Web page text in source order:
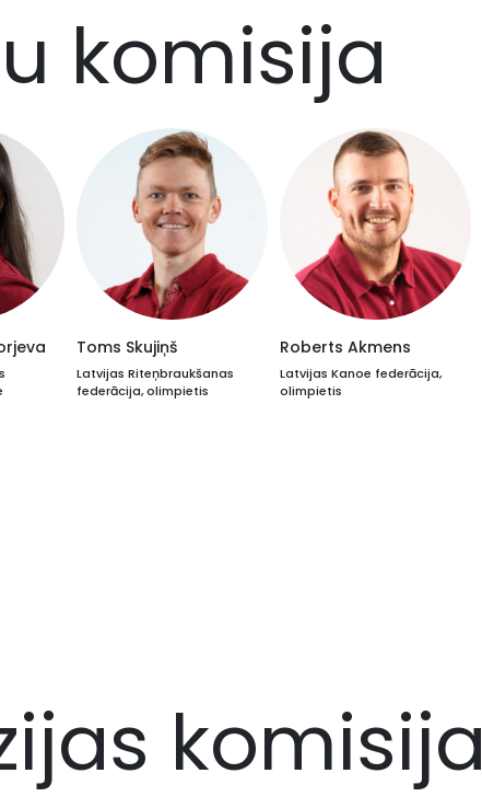
komisija
Toms Skujiņš
Latvijas Riteņbraukšanas
federācija, olimpietis
Roberts Akmens
Latvijas Kanoe federācija,
olimpietis
komisija